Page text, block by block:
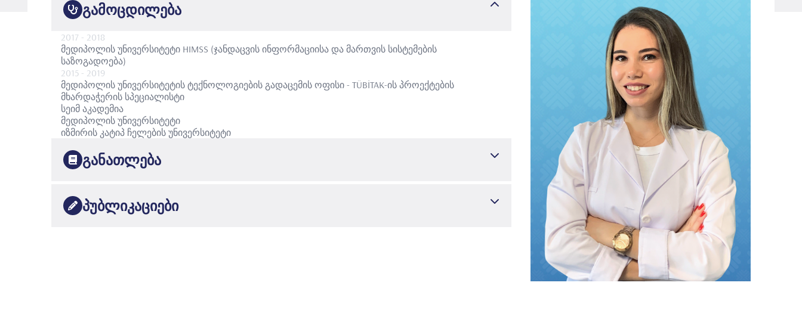
გამოცდილება
2017 - 2018
მედიპოლის უნივერსიტეტი HIMSS (ჯანდაცვის ინფორმაციისა და მართვის სისტემების
საზოგადოება)
2015 - 2019
მედიპოლის უნივერსიტეტის ტექნოლოგიების გადაცემის ოფისი - TÜBİTAK-ის პროექტების
მხარდაჭერის სპეციალისტი
სეიმ აკადემია
მედიპოლის უნივერსიტეტი
იზმირის კატიპ ჩელების უნივერსიტეტი
განათლება
მედიპოლის უნივერსიტეტი
2015 პუბლიკაციები